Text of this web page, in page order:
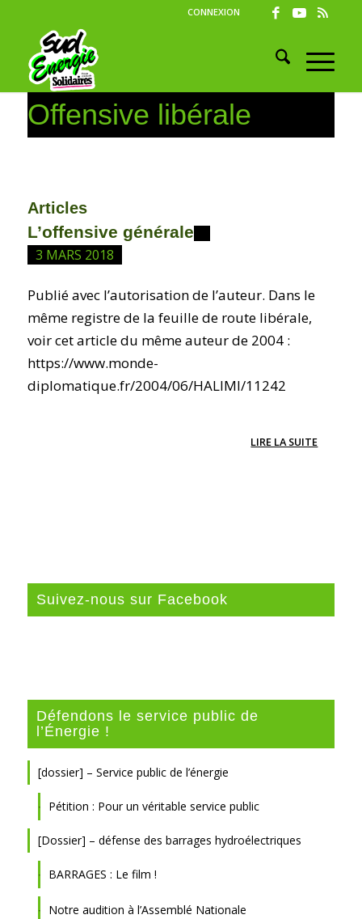
CONNEXION
Offensive libérale
Articles
L’offensive générale
3 MARS 2018
Publié avec l’autorisation de l’auteur. Dans le
même registre de la feuille de route libérale,
voir cet article du même auteur de 2004 :
https://www.monde-
diplomatique.fr/2004/06/HALIMI/11242
LIRE LA SUITE
Suivez-nous sur Facebook
Défendons le service public de
l’Énergie !
[dossier] – Service public de l’énergie
Pétition : Pour un véritable service public
[Dossier] – défense des barrages hydroélectriques
BARRAGES : Le film !
Notre audition à l’Assemblé Nationale